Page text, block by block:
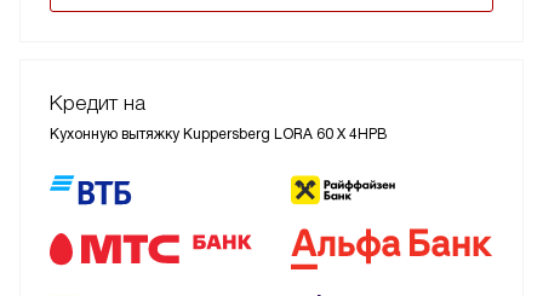
Кредит на
Кухонную вытяжку Kuppersberg LORA 60 X 4HPB